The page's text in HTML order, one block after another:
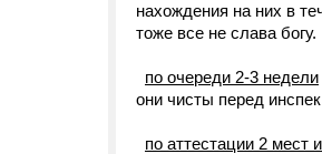
нахождения на них в
тоже все не слава богу.
по очереди 2-3 недели
они чисты перед
по аттестации 2 мест